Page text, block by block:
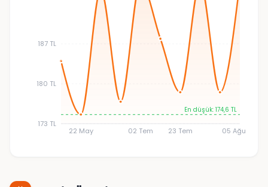
22 May 02 Tem 23 Tem 05 Ağu
173 TL
180 TL
187 TL
En düşük: 174,6 TL